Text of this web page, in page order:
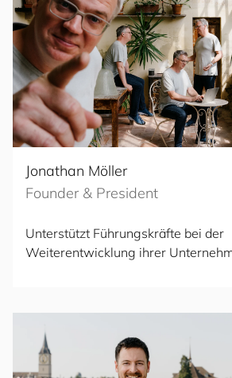
Jonathan Möller
Founder & President
Unterstützt Führungskräfte bei der
Weiterentwicklung ihrer